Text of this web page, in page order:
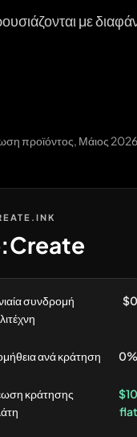
με
προϊόντος, Μάιος
συνδρομή
$0
ανά κράτηση 0%
κράτησης
$10
flat